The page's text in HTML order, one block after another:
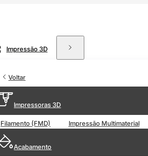
Impressão 3D
Voltar
Impressoras 3D
Filamento (FMD) Impressão Multimaterial
Acabamento